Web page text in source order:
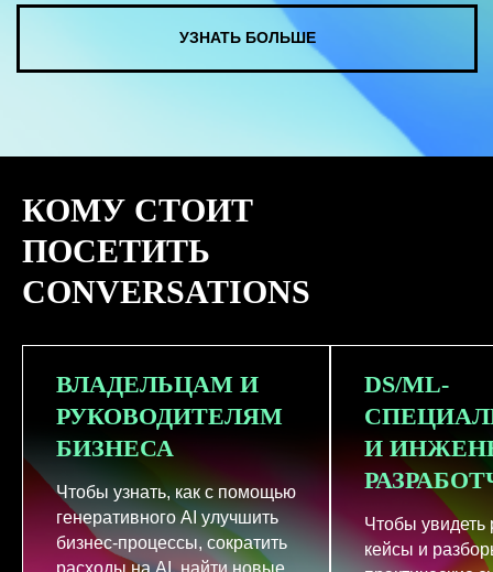
КОМУ СТОИТ
ПОСЕТИТЬ
CONVERSATIONS
ВЛАДЕЛЬЦАМ И
РУКОВОДИТЕЛЯМ
БИЗНЕСА
Чтобы узнать, как с помощью
генеративного AI улучшить
бизнес-процессы, сократить
DS/ML-
И
Чтобы увидеть
кейсы и